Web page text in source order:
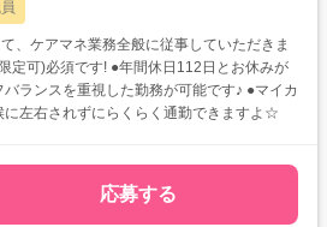
、ケアマネ業務全般に従事していただきま
定可)必須です! ●年間休日112日とお休みが
ランスを重視した勤務が可能です♪ ●マイカ
に左右されずにらくらく通勤できますよ☆
応募する